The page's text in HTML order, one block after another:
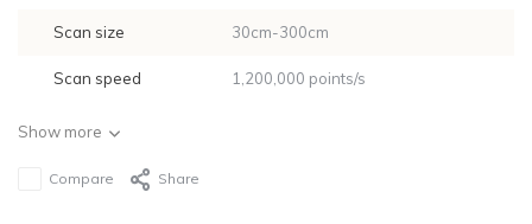
Scan size 30cm-300cm
Scan speed 1,200,000 points/s
Show more
Compare Share